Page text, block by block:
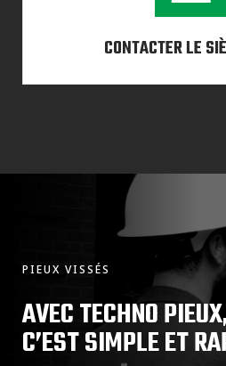
CONTACTER LE
PIEUX VISSÉS
AVEC TECHNO
C’EST SIMPLE ET